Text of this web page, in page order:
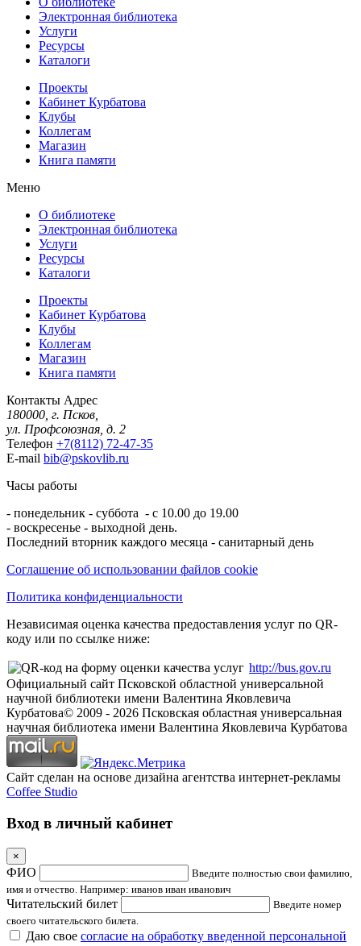
Электронная библиотека
Услуги
Ресурсы
Каталоги
Проекты
Кабинет Курбатова
Клубы
Коллегам
Магазин
Книга памяти
Меню
О библиотеке
Электронная библиотека
Услуги
Ресурсы
Каталоги
Проекты
Кабинет Курбатова
Клубы
Коллегам
Магазин
Книга памяти
Контакты Адрес
180000, г. Псков,
ул. Профсоюзная, д. 2
Телефон +7(8112) 72-47-35
E-mail bib@pskovlib.ru
Часы работы
- понедельник - суббота - с 10.00 до 19.00
- воскресенье - выходной день.
Последний вторник каждого месяца - санитарный день
Соглашение об использовании файлов cookie
Политика конфиденциальности
Независимая оценка качества предоставления услуг по QR-
коду или по ссылке ниже:
http://bus.gov.ru
Официальный сайт Псковской областной универсальной
научной библиотеки имени Валентина Яковлевича
Курбатова© 2009 - 2026 Псковская областная универсальная
научная библиотека имени Валентина Яковлевича Курбатова
Сайт сделан на основе дизайна агентства интернет-рекламы
Coffee Studio
Вход в личный кабинет
×
ФИО
Введите полностью свои фамилию,
имя и отчество. Например: иванов иван иванович
Читательский билет
Введите номер
своего читательского билета.
Даю свое согласие на обработку введенной персональной